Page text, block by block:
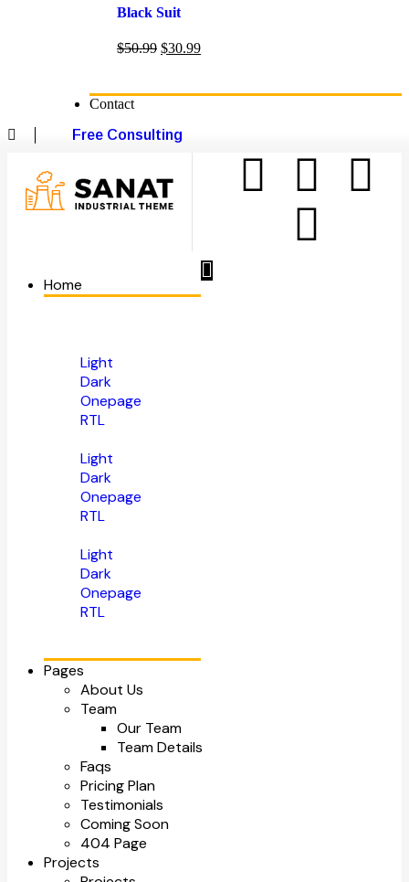
Black Suit
$50.99 $30.99
Contact
Free Consulting
Home
Light
Dark
Onepage
RTL
Light
Dark
Onepage
RTL
Light
Dark
Onepage
RTL
Pages
About Us
Team
Our Team
Team Details
Faqs
Pricing Plan
Testimonials
Coming Soon
404 Page
Projects